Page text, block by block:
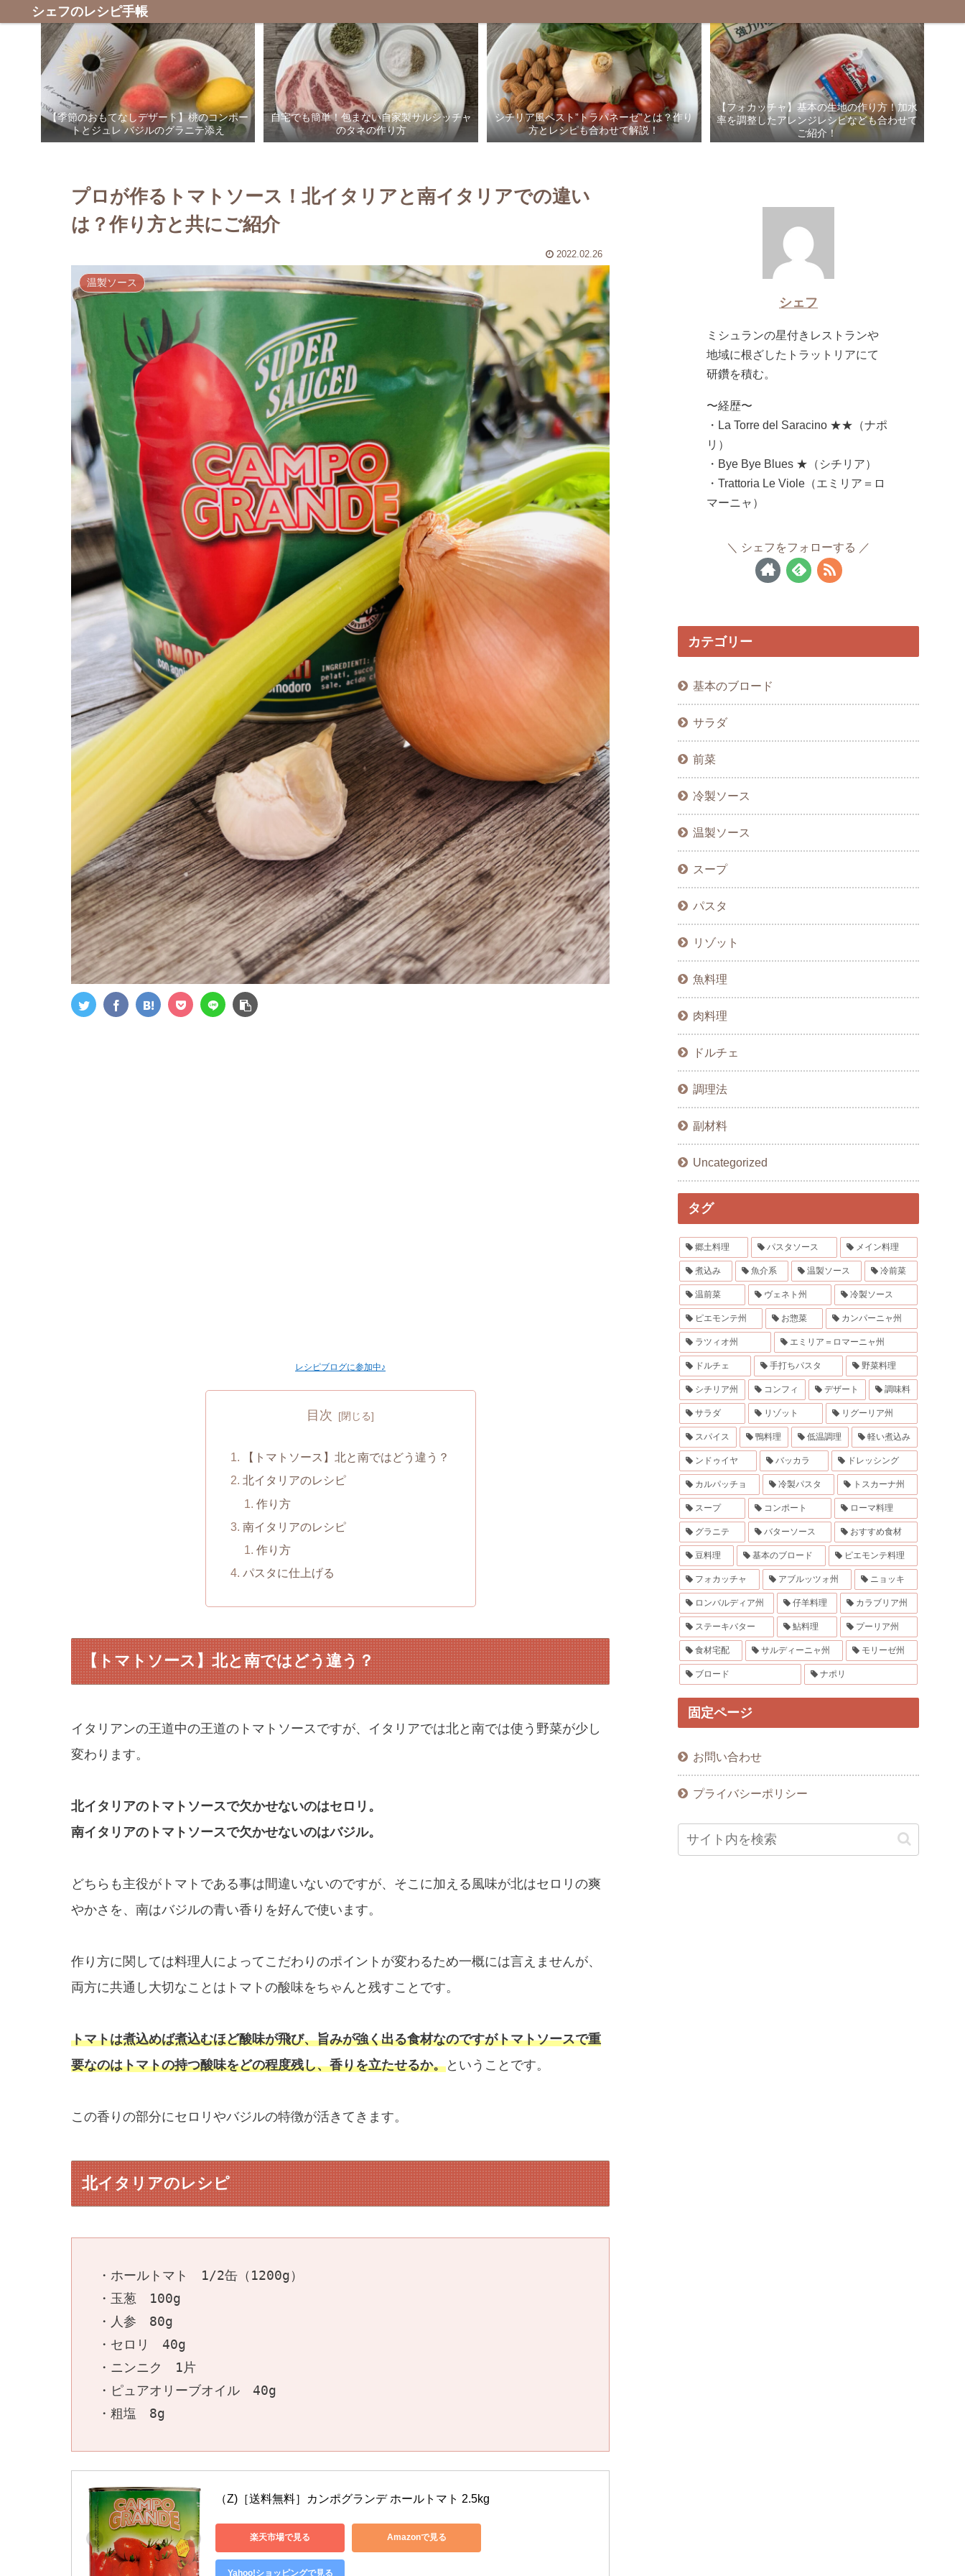
シェフのレシピ手帳
【季節のおもてなしデザート】桃のコンポー
トとジュレ バジルのグラニテ添え
自宅でも簡単！包まない自家製サルシッチャ
のタネの作り方
シチリア風ペスト”トラパネーゼ”とは？作り
方とレシピも合わせて解説！
【フォカッチャ】基本の生地の作り方！加水
率を調整したアレンジレシピなども合わせて
ご紹介！
プロが作るトマトソース！北イタリアと南イタリアでの違い
は？作り方と共にご紹介
2022.02.26
温製ソース
レシピブログに参加中♪
目次
【トマトソース】北と南ではどう違う？
北イタリアのレシピ
作り方
南イタリアのレシピ
作り方
パスタに仕上げる
【トマトソース】北と南ではどう違う？
イタリアンの王道中の王道のトマトソースですが、イタリアでは北と南では使う野菜が少し
変わります。
北イタリアのトマトソースで欠かせないのはセロリ。
南イタリアのトマトソースで欠かせないのはバジル。
どちらも主役がトマトである事は間違いないのですが、そこに加える風味が北はセロリの爽
やかさを、南はバジルの青い香りを好んで使います。
作り方に関しては料理人によってこだわりのポイントが変わるため一概には言えませんが、
両方に共通し大切なことはトマトの酸味をちゃんと残すことです。
トマトは煮込めば煮込むほど酸味が飛び、旨みが強く出る食材なのですがトマトソースで重
要なのはトマトの持つ酸味をどの程度残し、香りを立たせるか。ということです。
この香りの部分にセロリやバジルの特徴が活きてきます。
北イタリアのレシピ
・ホールトマト　1/2缶（1200g）
・玉葱　100g
・人参　80g
・セロリ　40g
・ニンニク　1片
・ピュアオリーブオイル　40g
・粗塩　8g
（Z)［送料無料］カンポグランデ ホールトマト 2.5kg
楽天市場で見る Amazonで見る
Yahoo!ショッピングで見る
シェフ
ミシュランの星付きレストランや
地域に根ざしたトラットリアにて
研鑽を積む。
〜経歴〜
・La Torre del Saracino ★★（ナポ
リ）
・Bye Bye Blues ★（シチリア）
・Trattoria Le Viole（エミリア＝ロ
マーニャ）
シェフをフォローする
カテゴリー
基本のブロード
サラダ
前菜
冷製ソース
温製ソース
スープ
パスタ
リゾット
魚料理
肉料理
ドルチェ
調理法
副材料
Uncategorized
タグ
郷土料理 パスタソース メイン料理
煮込み 魚介系 温製ソース 冷前菜
温前菜 ヴェネト州 冷製ソース
ピエモンテ州 お惣菜 カンパーニャ州
ラツィオ州 エミリア＝ロマーニャ州
ドルチェ 手打ちパスタ 野菜料理
シチリア州 コンフィ デザート 調味料
サラダ リゾット リグーリア州
スパイス 鴨料理 低温調理 軽い煮込み
ンドゥイヤ バッカラ ドレッシング
カルパッチョ 冷製パスタ トスカーナ州
スープ コンポート ローマ料理
グラニテ バターソース おすすめ食材
豆料理 基本のブロード ピエモンテ料理
フォカッチャ アブルッツォ州 ニョッキ
ロンバルディア州 仔羊料理 カラブリア州
ステーキバター 鮎料理 プーリア州
食材宅配 サルディーニャ州 モリーゼ州
ブロード ナポリ
固定ページ
お問い合わせ
プライバシーポリシー